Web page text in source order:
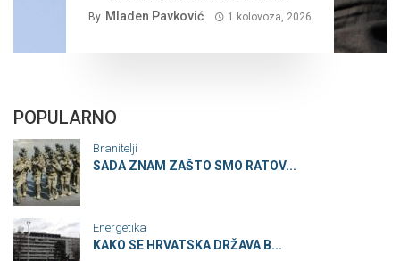
By Mladen Pavković 1 kolovoza, 2026
POPULARNO
Branitelji
SADA ZNAM ZAŠTO SMO RATOV...
Energetika
KAKO SE HRVATSKA DRŽAVA B...